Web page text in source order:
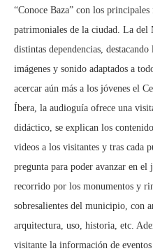
“Conoce Baza” con los
patrimoniales de la ciudad. La del
distintas dependencias,
imágenes y sonido adaptados a
acercar aún más a los jóvenes el
Íbera, la audioguía ofrece una
didáctico, se explican los
videos a los visitantes y tras cada
pregunta para poder avanzar en
recorrido por los monumentos y
sobresalientes del municipio, con
arquitectura, uso, historia, etc.
visitante la información de